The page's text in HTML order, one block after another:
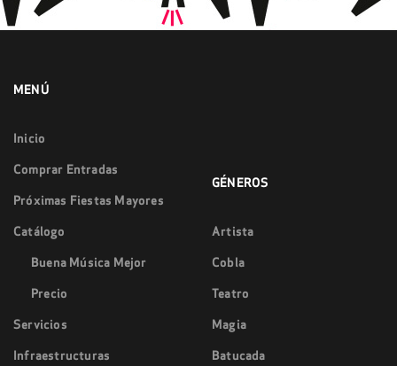
MENÚ
Inicio
Comprar Entradas
Próximas Fiestas Mayores
Catálogo
Buena Música Mejor
Precio
Servicios
Infraestructuras
GÉNEROS
Artista
Cobla
Teatro
Magia
Batucada